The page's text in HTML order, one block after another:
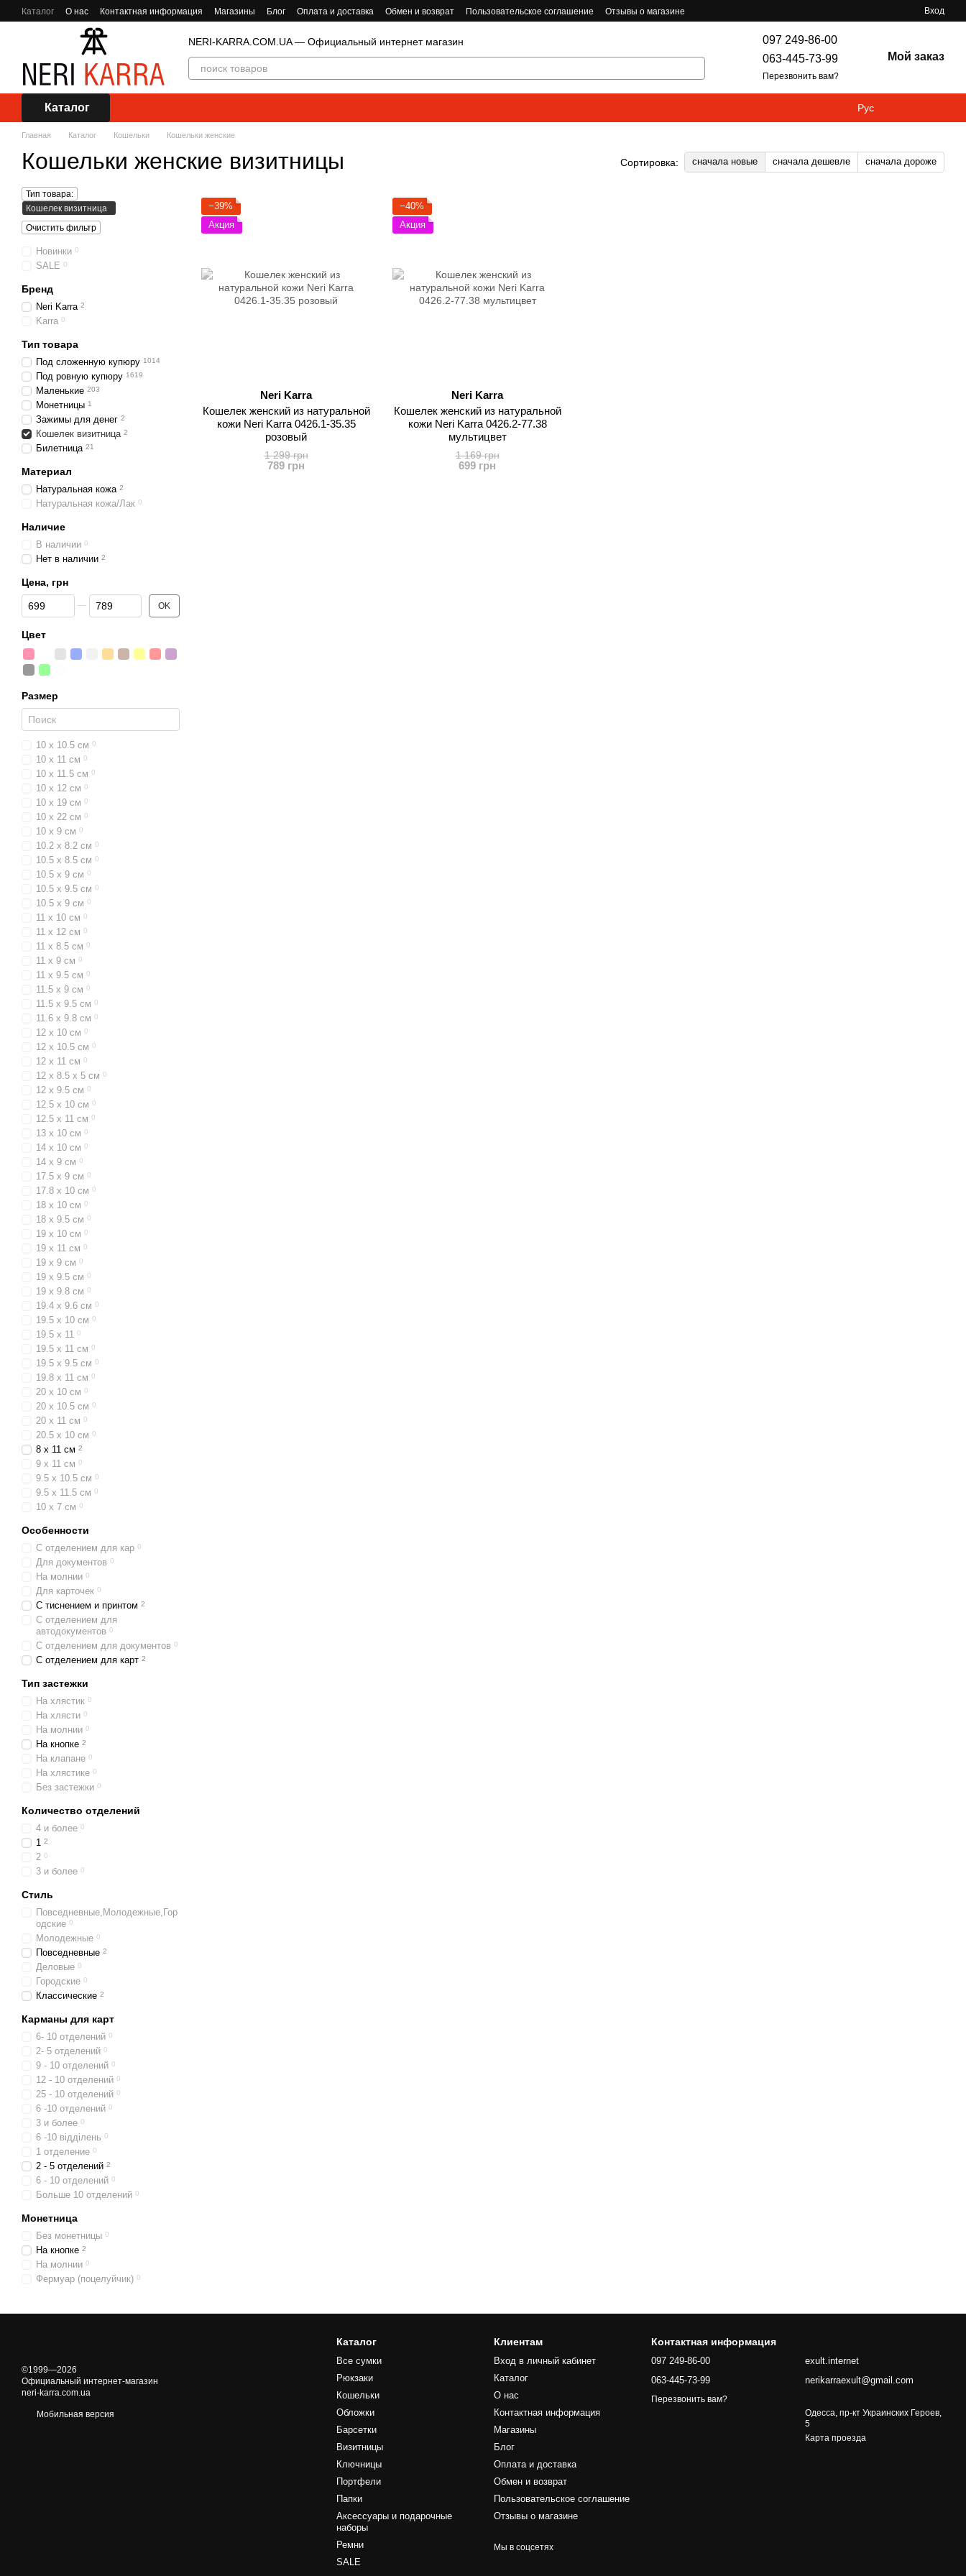
Перейти к основному контенту
Каталог О нас Контактная информация Магазины Блог Оплата и доставка Обмен и возврат Пользовательское соглашение Отзывы о магазине Вход
NERI-KARRA.COM.UA — Официальный интернет магазин
097 249-86-00
063-445-73-99
Перезвонить вам?
Мой заказ
Каталог Рус
Главная Каталог Кошельки Кошельки женские
Кошельки женские визитницы Сортировка: сначала новые сначала дешевле сначала дороже
−39%
Акция
Neri Karra
Кошелек женский из натуральной
кожи Neri Karra 0426.1-35.35
розовый
1 299 грн
789 грн
−40%
Акция
Neri Karra
Кошелек женский из натуральной
кожи Neri Karra 0426.2-77.38
мультицвет
1 169 грн
699 грн
Тип товара:
Кошелек визитница
Очистить фильтр
Новинки 0
SALE 0
Бренд
Neri Karra 2
Karra 0
Тип товара
Под сложенную купюру 1014
Под ровную купюру 1619
Маленькие 203
Монетницы 1
Зажимы для денег 2
Кошелек визитница 2
Билетница 21
Материал
Натуральная кожа 2
Натуральная кожа/Лак 0
Наличие
В наличии 0
Нет в наличии 2
Цена, грн
От Цена, грн
До Цена, грн OK
Цвет
Размер
10 x 10.5 см 0
10 x 11 см 0
10 x 11.5 см 0
10 x 12 см 0
10 x 19 см 0
10 x 22 см 0
10 x 9 см 0
10.2 x 8.2 см 0
10.5 x 8.5 см 0
10.5 x 9 см 0
10.5 x 9.5 см 0
10.5 х 9 см 0
11 x 10 см 0
11 x 12 см 0
11 x 8.5 см 0
11 x 9 см 0
11 x 9.5 см 0
11.5 x 9 см 0
11.5 x 9.5 см 0
11.6 x 9.8 см 0
12 x 10 см 0
12 x 10.5 см 0
12 x 11 см 0
12 x 8.5 x 5 см 0
12 x 9.5 см 0
12.5 x 10 см 0
12.5 x 11 см 0
13 x 10 см 0
14 x 10 см 0
14 x 9 см 0
17.5 x 9 см 0
17.8 x 10 см 0
18 x 10 см 0
18 x 9.5 см 0
19 x 10 см 0
19 x 11 см 0
19 x 9 см 0
19 x 9.5 см 0
19 x 9.8 см 0
19.4 x 9.6 см 0
19.5 x 10 см 0
19.5 x 11 0
19.5 x 11 см 0
19.5 x 9.5 см 0
19.8 x 11 см 0
20 x 10 см 0
20 x 10.5 см 0
20 x 11 см 0
20.5 x 10 см 0
8 x 11 см 2
9 x 11 см 0
9.5 x 10.5 см 0
9.5 x 11.5 см 0
10 x 7 см 0
Особенности
С отделением для кар 0
Для документов 0
На молнии 0
Для карточек 0
С тиснением и принтом 2
С отделением для
автодокументов 0
С отделением для документов 0
С отделением для карт 2
Тип застежки
На хлястик 0
На хлясти 0
На молнии 0
На кнопке 2
На клапане 0
На хлястике 0
Без застежки 0
Количество отделений
4 и более 0
1 2
2 0
3 и более 0
Стиль
Повседневные,Молодежные,Гор
одские 0
Молодежные 0
Повседневные 2
Деловые 0
Городские 0
Классические 2
Карманы для карт
6- 10 отделений 0
2- 5 отделений 0
9 - 10 отделений 0
12 - 10 отделений 0
25 - 10 отделений 0
6 -10 отделений 0
3 и более 0
6 -10 відділень 0
1 отделение 0
2 - 5 отделений 2
6 - 10 отделений 0
Больше 10 отделений 0
Монетница
Без монетницы 0
На кнопке 2
На молнии 0
Фермуар (поцелуйчик) 0
©1999—2026
Официальный интернет-магазин
neri-karra.com.ua
Мобильная версия
Каталог
Все сумки
Рюкзаки
Кошельки
Обложки
Барсетки
Визитницы
Ключницы
Портфели
Папки
Аксессуары и подарочные
наборы
Ремни
SALE
Клиентам
Вход в личный кабинет
Каталог
О нас
Контактная информация
Магазины
Блог
Оплата и доставка
Обмен и возврат
Пользовательское соглашение
Отзывы о магазине
Мы в соцсетях
Контактная информация
097 249-86-00
063-445-73-99
Перезвонить вам?
exult.internet
nerikarraexult@gmail.com
Одесса, пр-кт Украинских Героев,
5
Карта проезда